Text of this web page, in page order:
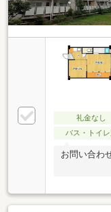
礼金なし
バス・トイレ
お問い合わ